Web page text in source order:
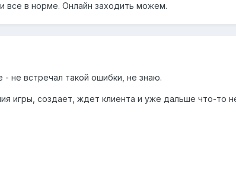
все в норме. Онлайн заходить можем.
не встречал такой ошибки, не знаю.
игры, создает, ждет клиента и уже дальше что-то